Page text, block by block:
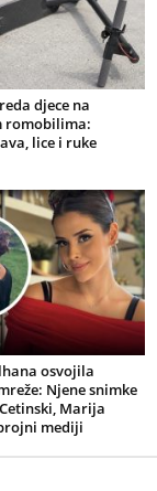
djece na
romobilima:
lice i ruke
osvojila
Njene snimke
Marija
mediji